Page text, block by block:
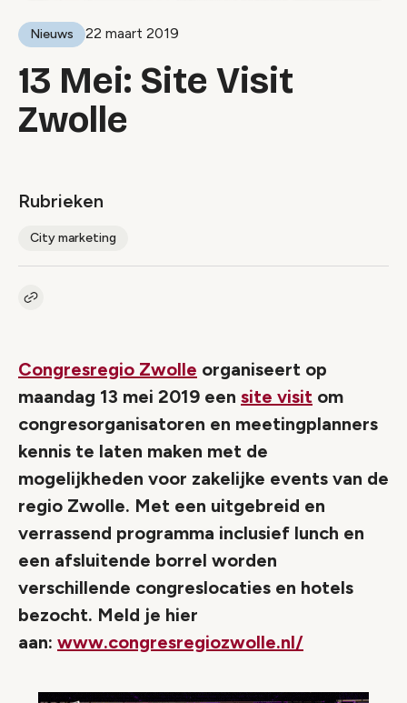
Nieuws 22 maart 2019
13 Mei: Site Visit
Zwolle
Rubrieken
City marketing
Kopieer link naar artikel
Congresregio Zwolle organiseert op
maandag 13 mei 2019 een site visit om
congresorganisatoren en meetingplanners
kennis te laten maken met de
mogelijkheden voor zakelijke events van de
regio Zwolle. Met een uitgebreid en
verrassend programma inclusief lunch en
een afsluitende borrel worden
verschillende congreslocaties en hotels
bezocht. Meld je hier
aan: www.congresregiozwolle.nl/